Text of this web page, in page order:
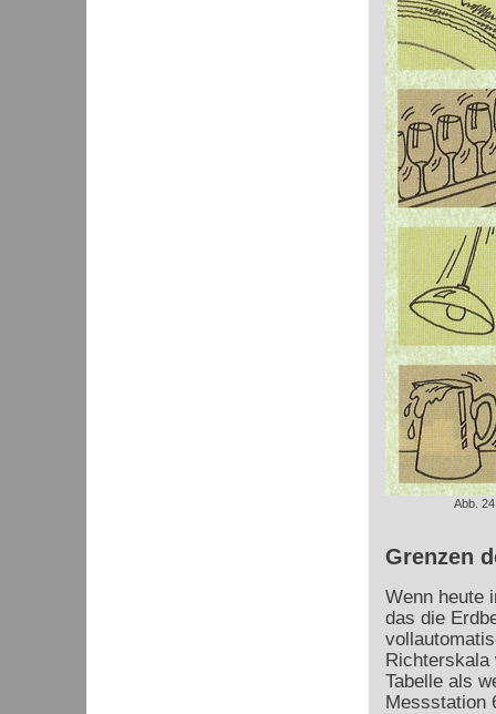
Abb.
Grenzen
Wenn heute
das die
Richterskala
Tabelle als
Messstation